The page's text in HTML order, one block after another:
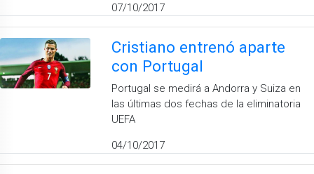
07/10/2017
Cristiano entrenó aparte
con Portugal
Portugal se medirá a Andorra y Suiza en
las últimas dos fechas de la eliminatoria
UEFA
04/10/2017